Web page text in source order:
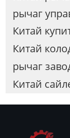
рычаг
Китай
Китай
рычаг
Китай